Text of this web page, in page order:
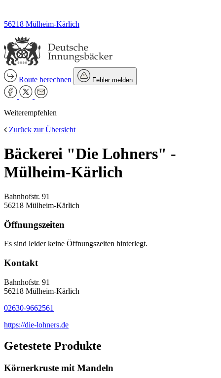
56218 Mülheim-Kärlich
Route berechnen Fehler melden
Weiterempfehlen
Zurück zur Übersicht
Bäckerei "Die Lohners" -
Mülheim-Kärlich
Bahnhofstr. 91
56218 Mülheim-Kärlich
Öffnungszeiten
Es sind leider keine Öffnungszeiten hinterlegt.
Kontakt
Bahnhofstr. 91
56218 Mülheim-Kärlich
02630-9662561
https://die-lohners.de
Getestete Produkte
Körnerkruste mit Mandeln